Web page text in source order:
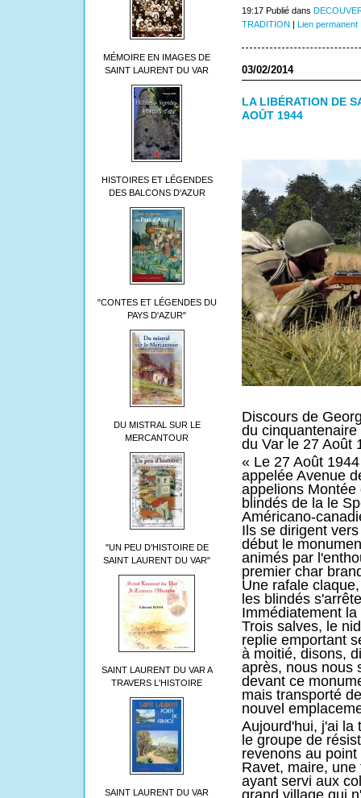
MÉMOIRE EN IMAGES DE
SAINT LAURENT DU VAR
HISTOIRES ET LÉGENDES
DES BALCONS D'AZUR
"CONTES ET LÉGENDES DU
PAYS D'AZUR"
DU MISTRAL SUR LE
MERCANTOUR
"UN PEU D'HISTOIRE DE
SAINT LAURENT DU VAR"
SAINT LAURENT DU VAR A
TRAVERS L'HISTOIRE
SAINT LAURENT DU VAR
19:17 Publié dans
TRADITION
Lien permanent
03/02/2014
LA LIBÉRATION DE
AOÛT 1944
Discours de
du
du Var le 27 Août
« Le 27 Août
appelée Avenue
appelions
blindés de la le
Américano-
Ils se dirigent
début le
animés par
premier char
Une rafale
les blindés
Immédiatement
Trois salves, le
replie emportant
à moitié, disons,
après, nous nous
devant ce
mais transporté
nouvel
Aujourd'hui, j'ai la
le groupe de
revenons au
Ravet, maire,
ayant servi aux
grand village qui